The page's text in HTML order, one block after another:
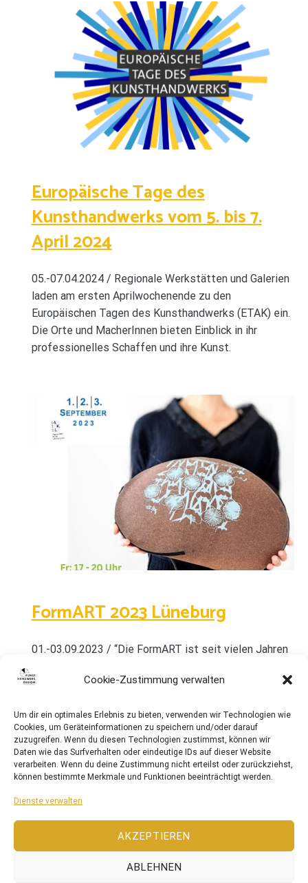
Cookie-Zustimmung verwalten
Um dir ein optimales Erlebnis zu bieten, verwenden wir Technologien wie
Cookies, um Geräteinformationen zu speichern und/oder darauf
zuzugreifen. Wenn du diesen Technologien zustimmst, können wir
Daten wie das Surfverhalten oder eindeutige IDs auf dieser Website
verarbeiten. Wenn du deine Zustimmung nicht erteilst oder zurückziehst,
können bestimmte Merkmale und Funktionen beeinträchtigt werden.
Dienste verwalten
AKZEPTIEREN
ABLEHNEN
Europäische Tage des
Kunsthandwerks vom 5. bis 7.
April 2024
05.-07.04.2024 / Regionale Werkstätten und Galerien
laden am ersten Aprilwochenende zu den
Europäischen Tagen des Kunsthandwerks (ETAK) ein.
Die Orte und MacherInnen bieten Einblick in ihr
professionelles Schaffen und ihre Kunst.
FormART 2023 Lüneburg
01.-03.09.2023 / “Die FormART ist seit vielen Jahren
angewandten Kunst unserer Region und findet im